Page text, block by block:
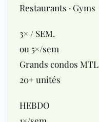
Restaurants · Gyms
3× / SEM.
ou 5×/sem
Grands condos MTL
20+ unités
HEBDO